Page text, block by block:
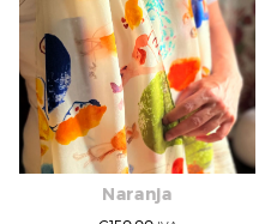
Naranja